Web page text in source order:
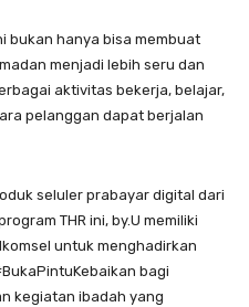
bukan hanya bisa membuat
menjadi lebih seru dan
aktivitas bekerja, belajar,
pelanggan dapat berjalan
seluler prabayar digital dari
THR ini, by.U memiliki
untuk menghadirkan
bagi
kegiatan ibadah yang